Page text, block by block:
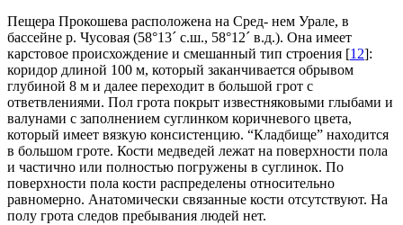
Пещера Прокошева расположена на Сред- нем Урале, в
бассейне р. Чусовая (58°13´ с.ш., 58°12´ в.д.). Она имеет
карстовое происхождение и смешанный тип строения [12]:
коридор длиной 100 м, который заканчивается обрывом
глубиной 8 м и далее переходит в большой грот с
ответвлениями. Пол грота покрыт известняковыми глыбами и
валунами с заполнением суглинком коричневого цвета,
который имеет вязкую консистенцию. “Кладбище” находится
в большом гроте. Кости медведей лежат на поверхности пола
и частично или полностью погружены в суглинок. По
поверхности пола кости распределены относительно
равномерно. Анатомически связанные кости отсутствуют. На
полу грота следов пребывания людей нет.